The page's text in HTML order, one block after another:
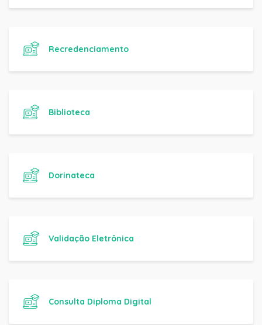
Recredenciamento
Biblioteca
Dorinateca
Validação Eletrônica
Consulta Diploma Digital